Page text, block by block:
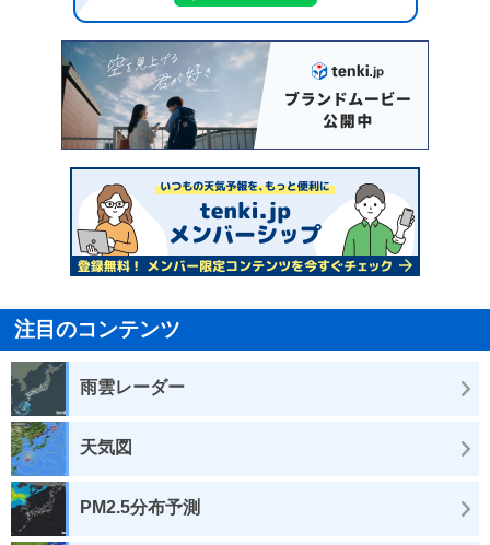
注目のコンテンツ
雨雲レーダー
天気図
PM2.5分布予測